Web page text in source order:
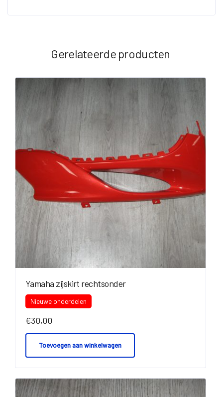
Gerelateerde producten
Yamaha zijskirt rechtsonder
Nieuwe onderdelen
€30,00
Toevoegen aan winkelwagen